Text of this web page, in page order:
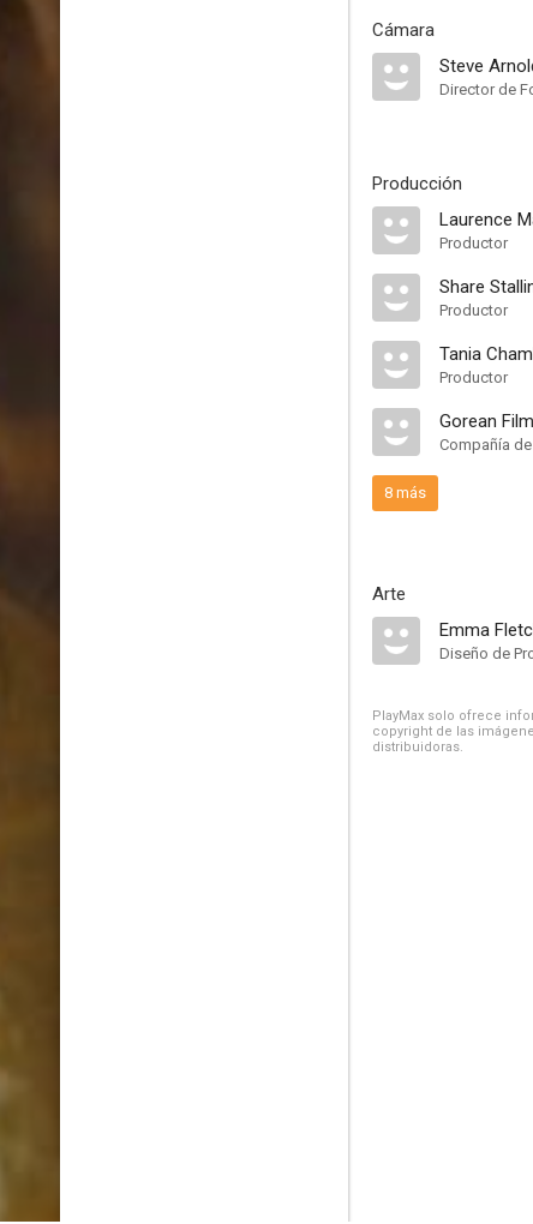
Cámara
Steve
Director de
Producción
Laurence
Productor
Share
Productor
Tania
Productor
Gorean
Compañía
8 más
Arte
Emma
Diseño de
PlayMax solo ofrece
copyright de las
distribuidoras.